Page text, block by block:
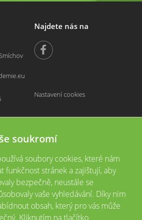
Najdete nás na
Nastavení cookies
Všechna práva vyhrazena
společností Realitní akademie České
soukromí
soubory cookies, které nám
funkčnost stránek a zajištují, aby
bezpečně, neustále se
vaše vyhledávání. Díky nim
obsah, který pro vás může
Kliknutím na tlačítko